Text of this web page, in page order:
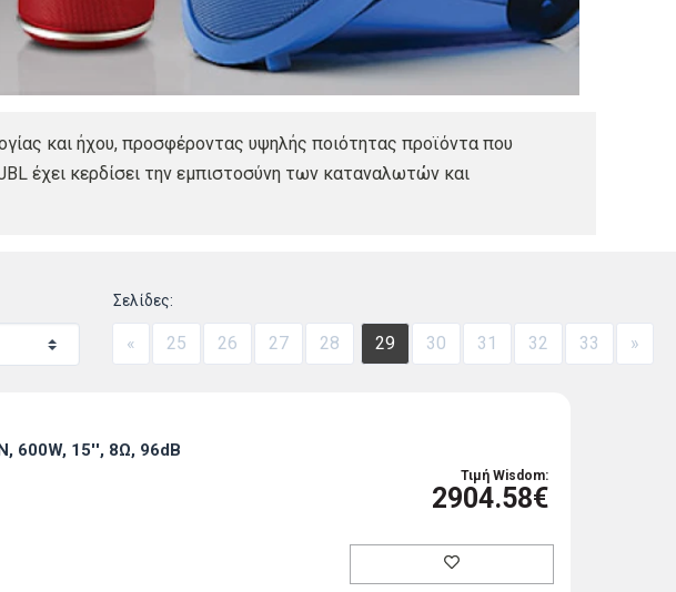
και ήχου, προσφέροντας υψηλής ποιότητας προϊόντα που
έχει κερδίσει την εμπιστοσύνη των καταναλωτών και
Σελίδες:
« 25 26 27 28 29 30 31 32 33 »
600W, 15'', 8Ω, 96dB
Τιμή Wisdom:
2904.58€